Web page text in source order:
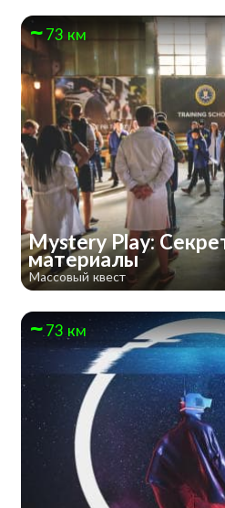
73 км
Mystery Play:
материалы
Массовый квест
73 км